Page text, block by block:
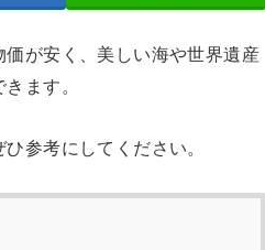
が安く、美しい海や世界遺産
ます。
参考にしてください。